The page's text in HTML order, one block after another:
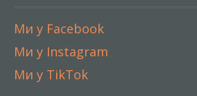
Ми у Facebook
Ми у Instagram
Ми у TikTok